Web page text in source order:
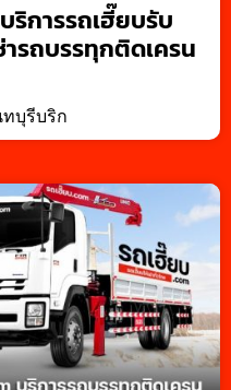
ริการรถเฮี๊ยบรับ
ารถบรรทุกติดเครน
ทบุรีบริก